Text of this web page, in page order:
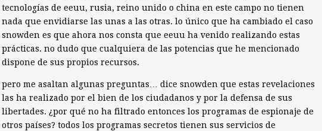
tecnologías de eeuu, rusia, reino unido o china en este campo no tienen
nada que envidiarse las unas a las otras. lo único que ha cambiado el caso
snowden es que ahora nos consta que eeuu ha venido realizando estas
prácticas. no dudo que cualquiera de las potencias que he mencionado
dispone de sus propios recursos.
pero me asaltan algunas preguntas… dice snowden que estas revelaciones
las ha realizado por el bien de los ciudadanos y por la defensa de sus
libertades. ¿por qué no ha filtrado entonces los programas de espionaje de
otros países? todos los programas secretos tienen sus servicios de